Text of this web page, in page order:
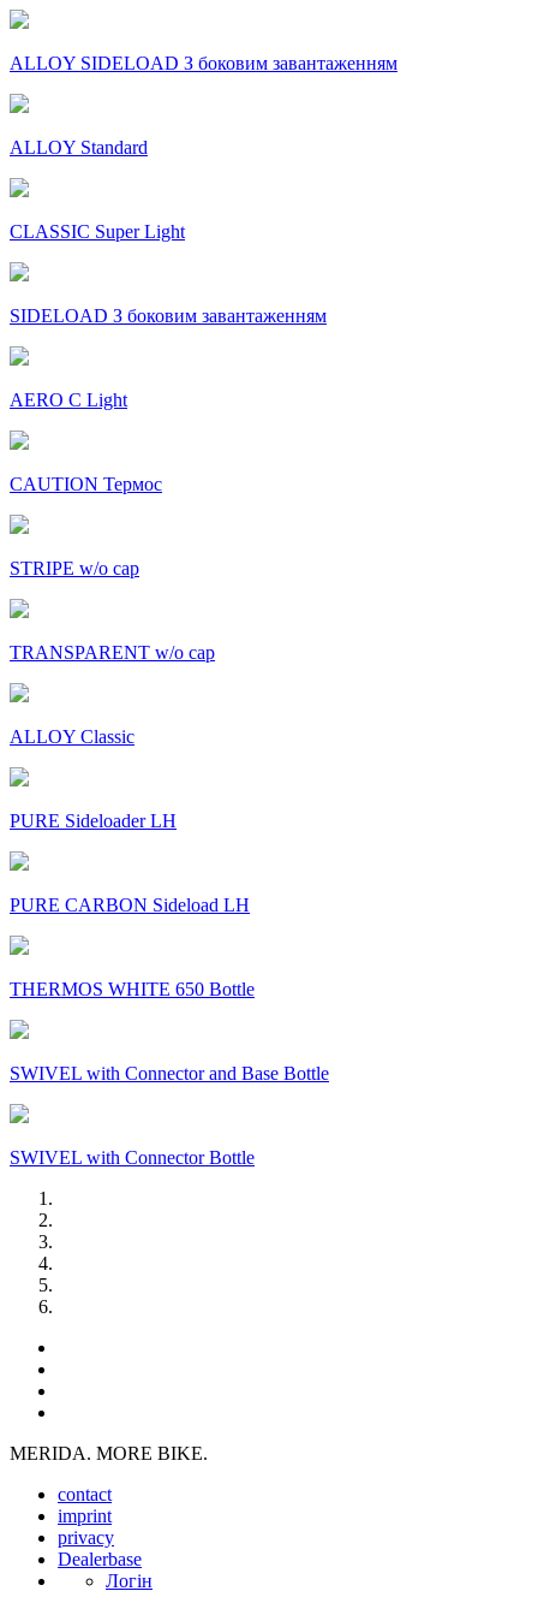
ALLOY SIDELOAD З боковим завантаженням
ALLOY Standard
CLASSIC Super Light
SIDELOAD З боковим завантаженням
AERO C Light
CAUTION Термос
STRIPE w/o cap
TRANSPARENT w/o cap
ALLOY Classic
PURE Sideloader LH
PURE CARBON Sideload LH
THERMOS WHITE 650 Bottle
SWIVEL with Connector and Base Bottle
SWIVEL with Connector Bottle
MERIDA. MORE BIKE.
contact
imprint
privacy
Dealerbase
Логін